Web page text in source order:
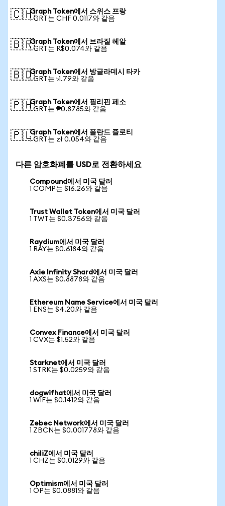
🇨🇭Graph Token에서 스위스 프랑
1 GRT는 CHF 0.0117와 같음
🇧🇷Graph Token에서 브라질 헤알
1 GRT는 R$0.074와 같음
🇧🇩Graph Token에서 방글라데시 타카
1 GRT는 ৳1.79와 같음
🇵🇭Graph Token에서 필리핀 페소
1 GRT는 ₱0.8785와 같음
🇵🇱Graph Token에서 폴란드 즐로티
1 GRT는 zł 0.054와 같음
다른 암호화폐를 USD로 전환하세요
Compound에서 미국 달러
1 COMP는 $16.26와 같음
Trust Wallet Token에서 미국 달러
1 TWT는 $0.3756와 같음
Raydium에서 미국 달러
1 RAY는 $0.6184와 같음
Axie Infinity Shard에서 미국 달러
1 AXS는 $0.8878와 같음
Ethereum Name Service에서 미국 달러
1 ENS는 $4.20와 같음
Convex Finance에서 미국 달러
1 CVX는 $1.52와 같음
Starknet에서 미국 달러
1 STRK는 $0.0259와 같음
dogwifhat에서 미국 달러
1 WIF는 $0.1412와 같음
Zebec Network에서 미국 달러
1 ZBCN는 $0.001778와 같음
chiliZ에서 미국 달러
1 CHZ는 $0.0129와 같음
Optimism에서 미국 달러
1 OP는 $0.0881와 같음